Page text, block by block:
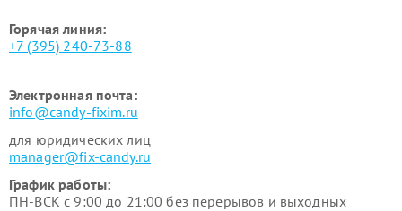
Горячая линия:
+7 (395) 240-73-88
Электронная почта:
info@candy-fixim.ru
для юридических лиц
manager@fix-candy.ru
График работы:
ПН-ВСК с 9:00 до 21:00 без перерывов и выходных